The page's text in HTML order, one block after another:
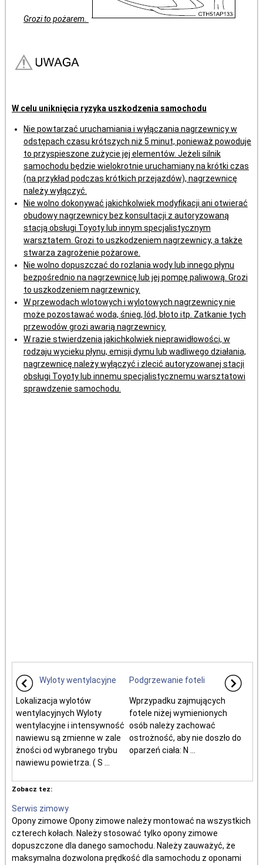
Grozi to pożarem.
W celu uniknięcia ryzyka uszkodzenia samochodu
Nie powtarzać uruchamiania i wyłączania nagrzewnicy w
odstępach czasu krótszych niż 5 minut, ponieważ powoduje
to przyspieszone zużycie jej elementów. Jeżeli silnik
samochodu będzie wielokrotnie uruchamiany na krótki czas
(na przykład podczas krótkich przejazdów), nagrzewnicę
należy wyłączyć.
Nie wolno dokonywać jakichkolwiek modyfikacji ani otwierać
obudowy nagrzewnicy bez konsultacji z autoryzowaną
stacją obsługi Toyoty lub innym specjalistycznym
warsztatem. Grozi to uszkodzeniem nagrzewnicy, a także
stwarza zagrożenie pożarowe.
Nie wolno dopuszczać do rozlania wody lub innego płynu
bezpośrednio na nagrzewnicę lub jej pompę paliwową. Grozi
to uszkodzeniem nagrzewnicy.
W przewodach wlotowych i wylotowych nagrzewnicy nie
może pozostawać woda, śnieg, lód, błoto itp. Zatkanie tych
przewodów grozi awarią nagrzewnicy.
W razie stwierdzenia jakichkolwiek nieprawidłowości, w
rodzaju wycieku płynu, emisji dymu lub wadliwego działania,
nagrzewnicę należy wyłączyć i zlecić autoryzowanej stacji
obsługi Toyoty lub innemu specjalistycznemu warsztatowi
sprawdzenie samochodu.
Wyloty wentylacyjne
Lokalizacja wylotów
wentylacyjnych Wyloty
wentylacyjne i intensywność
nawiewu są zmienne w zale
żności od wybranego trybu
nawiewu powietrza. ( S ...
Podgrzewanie foteli
Wprzypadku zajmujących
fotele niżej wymienionych
osób należy zachować
ostrożność, aby nie doszło do
oparzeń ciała: N ...
Zobacz tez:
Serwis zimowy
Opony zimowe Opony zimowe należy montować na wszystkich
czterech kołach. Należy stosować tylko opony zimowe
dopuszczone dla danego samochodu. Należy zauważyć, że
maksymalna dozwolona prędkość dla samochodu z oponami